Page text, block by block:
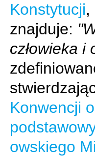
Konstytucji,
znajduje:
człowieka i
Konwencji
owskiego